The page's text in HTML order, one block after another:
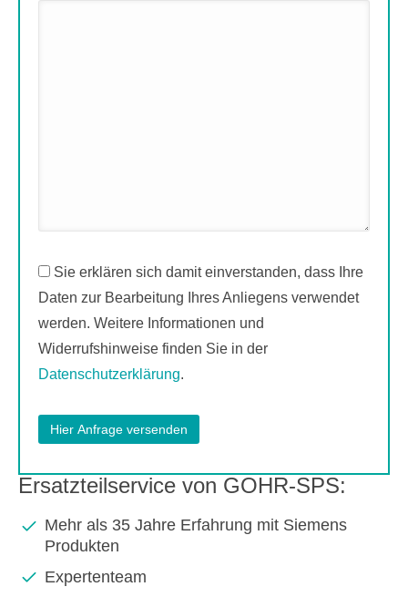
Sie erklären sich damit einverstanden, dass Ihre
Daten zur Bearbeitung Ihres Anliegens verwendet
werden. Weitere Informationen und
Widerrufshinweise finden Sie in der
Datenschutzerklärung.
Ersatzteilservice von GOHR-SPS:
Mehr als 35 Jahre Erfahrung mit Siemens
Produkten
Expertenteam